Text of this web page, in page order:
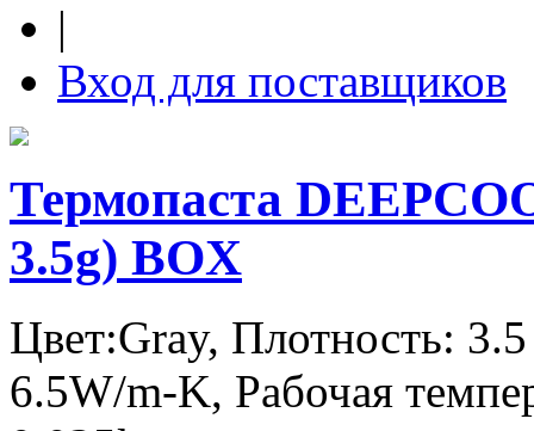
|
Вход для поставщиков
Термопаста
3.5g) BOX
Цвет:Gray, Плотность:
6.5W/m-K, Рабочая